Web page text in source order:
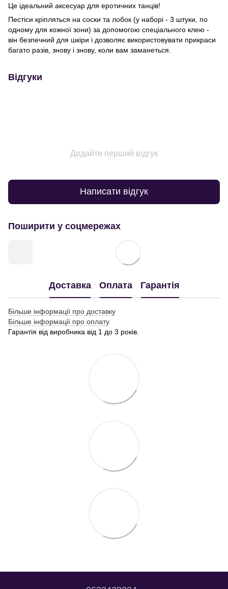
Це ідеальний аксесуар для еротичних танців!
Пестіси кріпляться на соски та лобок (у наборі - 3 штуки, по
одному для кожної зони) за допомогою спеціального клею -
він безпечний для шкіри і дозволяє використовувати прикраси
багато разів, знову і знову, коли вам заманеться.
Відгуки
Додайте перший відгук
Написати відгук
Поширити у соцмережах
Доставка Оплата Гарантія
Більше інформації про доставку
Більше інформації про оплату
Гарантія від виробника від 1 до 3 років.